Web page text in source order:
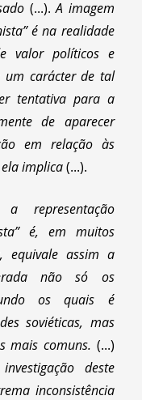
(...).A imagem
é na realidade
valor políticos e
um carácter de tal
tentativa para a
de aparecer
em relação às
implica(...).
representação
é, em muitos
equivale assim a
não só os
os quais é
soviéticas, mas
mais comuns. (...)
deste
inconsistência